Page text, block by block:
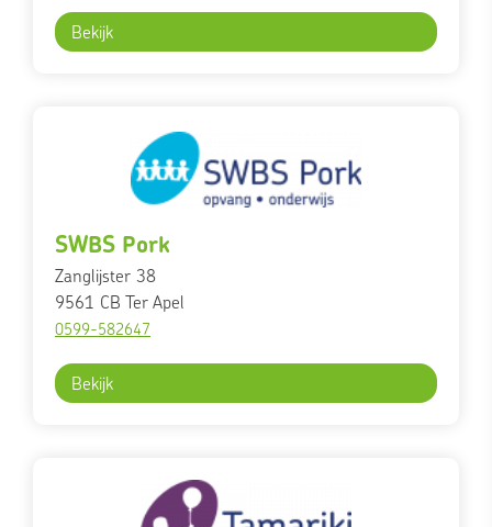
Bekijk
SWBS Pork
Zanglijster 38
9561 CB Ter Apel
0599-582647
Bekijk